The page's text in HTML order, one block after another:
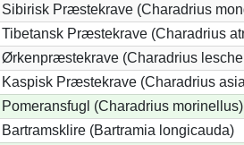
Sibirisk Præstekrave (Charadrius
Tibetansk Præstekrave (Charadrius
Ørkenpræstekrave (Charadrius
Kaspisk Præstekrave (Charadrius
Pomeransfugl (Charadrius morinellus)
Bartramsklire (Bartramia longicauda)